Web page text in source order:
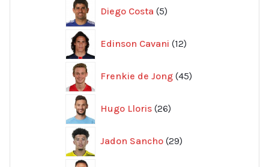
Diego Costa 5
produkter
Edinson Cavani 12
produkter
Frenkie de Jong 45
produkter
Hugo Lloris 26
produkter
Jadon Sancho 29
produkter